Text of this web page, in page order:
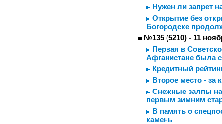
Нужен ли запрет
Открытие без
Богородске
№135 (5210) - 11
Первая в
Афганистане была
Кредитный
Второе место - за
Снежные залпы на
первым зимним
В память о
камень